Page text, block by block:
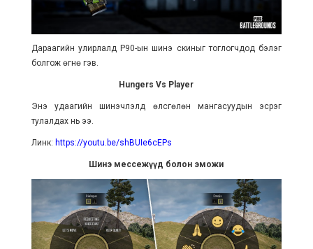
Дараагийн улирлалд P90-ын шинэ скиныг тоглогчдод бэлэг
болгож өгнө гэв.
Hungers Vs Player
Энэ удаагийн шинэчлэлд өлсгөлөн мангасуудын эсрэг
тулалдах нь ээ.
Линк: https://youtu.be/shBUIe6cEPs
Шинэ мессежүүд болон эможи